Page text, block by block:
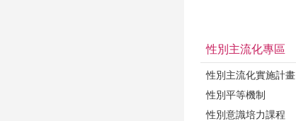
性別主流化專區
性別主流化實施計畫
性別平等機制
性別意識培力課程